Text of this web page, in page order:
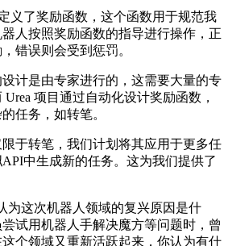
了奖励函数，这个函数用于规范我
人按照奖励函数的指导进行操作，正
错误则会受到惩罚。
是由专家进行的，这需要大量的专
项目通过自动化设计奖励函数，
任务，如转笔。
转笔，我们计划将其应用于更多任
中生成新的任务。这为我们提供了
这次机器人领域的复兴原因是什
试用机器人手解决魔方等问题时，曾
个领域又重新活跃起来，你认为有什